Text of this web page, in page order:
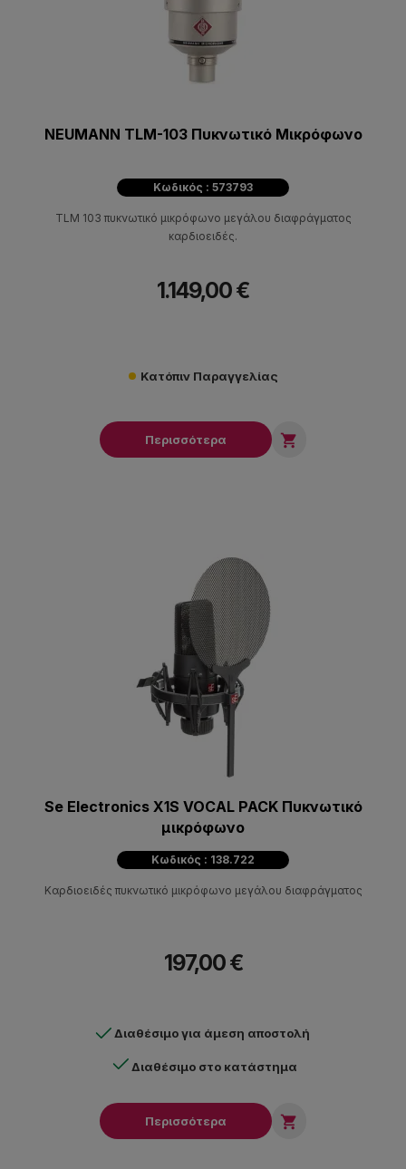
NEUMANN TLM-103 Πυκνωτικό Μικρόφωνο
Κωδικός : 573793
TLM 103 πυκνωτικό μικρόφωνο μεγάλου διαφράγματος
καρδιοειδές.
1.149,00 €
Κατόπιν Παραγγελίας
Περισσότερα 
Se Electronics X1S VOCAL PACK Πυκνωτικό
μικρόφωνο
Κωδικός : 138.722
Καρδιοειδές πυκνωτικό μικρόφωνο μεγάλου διαφράγματος
197,00 €
Διαθέσιμο για άμεση αποστολή
Διαθέσιμο στο κατάστημα
Περισσότερα 